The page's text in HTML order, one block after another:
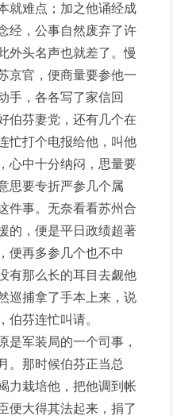
就难点；加之他诵经成
经，公事自然废弃了许
外头名声也就差了。慢
京官，便商量要参他一
手，各各写了家信回
伯芬妻党，还有几个在
忙打个电报给他，叫他
心中十分纳闷，思量要
思要专折严参几个属
件事。无奈看看苏州合
的，便是平日政绩超著
便再多参几个也不中
有那么长的耳目去觑他
巡捕拿了手本上来，说
伯芬连忙叫请。
是军装局的一个司事，
。那时候伯芬正当总
力栽培他，把他调到帐
便大得其法起来，捐了